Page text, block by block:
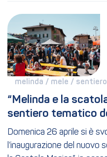
melinda / mele /
“Melinda e la
sentiero tematico
Domenica 26 aprile si è
l’inaugurazione del